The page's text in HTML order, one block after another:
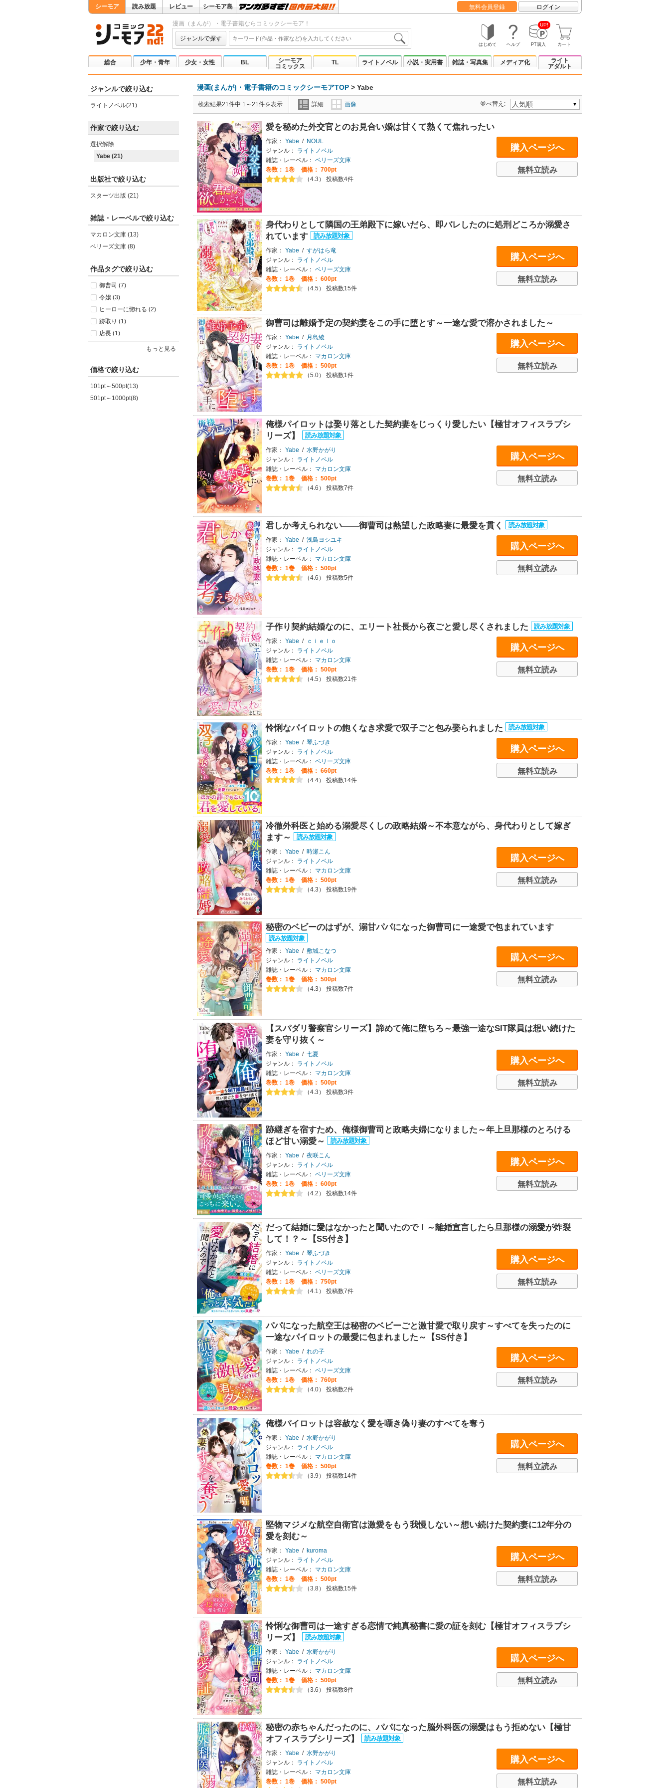
シーモア 読み放題 レビュー シーモア島 無料会員登録 ログイン
漫画（まんが）・電子書籍ならコミックシーモア！
ジャンルで探す
はじめて ヘルプ
UP!
PT購入 カート
総合 少年・青年 少女・女性 BL
シーモア
コミックス
TL ライトノベル 小説・実用書 雑誌・写真集 メディア化
ライト
アダルト
ジャンルで絞り込む
ライトノベル(21)
作家で絞り込む
選択解除
Yabe (21)
出版社で絞り込む
スターツ出版 (21)
雑誌・レーベルで絞り込む
マカロン文庫 (13)
ベリーズ文庫 (8)
作品タグで絞り込む
御曹司 (7)
令嬢 (3)
ヒーローに惚れる (2)
跡取り (1)
店長 (1)
もっと見る
価格で絞り込む
101pt～500pt(13)
501pt～1000pt(8)
漫画(まんが)・電子書籍のコミックシーモアTOP > Yabe
検索結果21件中 1～21件を表示 詳細 画像 並べ替え:
愛を秘めた外交官とのお見合い婚は甘くて熱くて焦れったい
作家： Yabe /
NOUL
ジャンル：
ライトノベル
雑誌・レーベル： ベリーズ文庫
巻数： 1巻
価格： 700pt
（4.3） 投稿数4件
購入ページへ
無料立読み
身代わりとして隣国の王弟殿下に嫁いだら、即バレしたのに処刑どころか溺愛さ
れています
作家： Yabe / すがはら竜
ジャンル：
ライトノベル
雑誌・レーベル： ベリーズ文庫
巻数： 1巻
価格： 600pt
（4.5） 投稿数15件
購入ページへ
無料立読み
御曹司は離婚予定の契約妻をこの手に堕とす～一途な愛で溶かされました～
作家： Yabe /
月島綾
ジャンル：
ライトノベル
雑誌・レーベル：
マカロン文庫
巻数： 1巻
価格： 500pt
（5.0） 投稿数1件
購入ページへ
無料立読み
俺様パイロットは娶り落とした契約妻をじっくり愛したい【極甘オフィスラブシ
リーズ】
作家： Yabe / 水野かがり
ジャンル：
ライトノベル
雑誌・レーベル：
マカロン文庫
巻数： 1巻
価格： 500pt
（4.6） 投稿数7件
購入ページへ
無料立読み
君しか考えられない――御曹司は熱望した政略妻に最愛を貫く
作家： Yabe / 浅島ヨシユキ
ジャンル：
ライトノベル
雑誌・レーベル：
マカロン文庫
巻数： 1巻
価格： 500pt
（4.6） 投稿数5件
購入ページへ
無料立読み
子作り契約結婚なのに、エリート社長から夜ごと愛し尽くされました
作家： Yabe /
ｃｉｅｌｏ
ジャンル：
ライトノベル
雑誌・レーベル：
マカロン文庫
巻数： 1巻
価格： 500pt
（4.5） 投稿数21件
購入ページへ
無料立読み
怜悧なパイロットの飽くなき求愛で双子ごと包み娶られました
作家： Yabe / 琴ふづき
ジャンル：
ライトノベル
雑誌・レーベル： ベリーズ文庫
巻数： 1巻
価格： 660pt
（4.4） 投稿数14件
購入ページへ
無料立読み
冷徹外科医と始める溺愛尽くしの政略結婚～不本意ながら、身代わりとして嫁ぎ
ます～
作家： Yabe / 時瀬こん
ジャンル：
ライトノベル
雑誌・レーベル：
マカロン文庫
巻数： 1巻
価格： 500pt
（4.3） 投稿数19件
購入ページへ
無料立読み
秘密のベビーのはずが、溺甘パパになった御曹司に一途愛で包まれています
作家： Yabe / 敷城こなつ
ジャンル：
ライトノベル
雑誌・レーベル：
マカロン文庫
巻数： 1巻
価格： 500pt
（4.3） 投稿数7件
購入ページへ
無料立読み
【スパダリ警察官シリーズ】諦めて俺に堕ちろ～最強一途なSIT隊員は想い続けた
妻を守り抜く～
作家： Yabe / 七夏
ジャンル：
ライトノベル
雑誌・レーベル：
マカロン文庫
巻数： 1巻
価格： 500pt
（4.3） 投稿数3件
購入ページへ
無料立読み
跡継ぎを宿すため、俺様御曹司と政略夫婦になりました～年上旦那様のとろける
ほど甘い溺愛～
作家： Yabe / 夜咲こん
ジャンル：
ライトノベル
雑誌・レーベル： ベリーズ文庫
巻数： 1巻
価格： 600pt
（4.2） 投稿数14件
購入ページへ
無料立読み
だって結婚に愛はなかったと聞いたので！～離婚宣言したら旦那様の溺愛が炸裂
して！？～【SS付き】
作家： Yabe / 琴ふづき
ジャンル：
ライトノベル
雑誌・レーベル： ベリーズ文庫
巻数： 1巻
価格： 750pt
（4.1） 投稿数7件
購入ページへ
無料立読み
パパになった航空王は秘密のベビーごと激甘愛で取り戻す～すべてを失ったのに
一途なパイロットの最愛に包まれました～【SS付き】
作家： Yabe / れの子
ジャンル：
ライトノベル
雑誌・レーベル： ベリーズ文庫
巻数： 1巻
価格： 760pt
（4.0） 投稿数2件
購入ページへ
無料立読み
俺様パイロットは容赦なく愛を囁き偽り妻のすべてを奪う
作家： Yabe / 水野かがり
ジャンル：
ライトノベル
雑誌・レーベル：
マカロン文庫
巻数： 1巻
価格： 500pt
（3.9） 投稿数14件
購入ページへ
無料立読み
堅物マジメな航空自衛官は激愛をもう我慢しない～想い続けた契約妻に12年分の
愛を刻む～
作家： Yabe / kuroma
ジャンル：
ライトノベル
雑誌・レーベル：
マカロン文庫
巻数： 1巻
価格： 500pt
（3.8） 投稿数15件
購入ページへ
無料立読み
怜悧な御曹司は一途すぎる恋情で純真秘書に愛の証を刻む【極甘オフィスラブシ
リーズ】
作家： Yabe / 水野かがり
ジャンル：
ライトノベル
雑誌・レーベル：
マカロン文庫
巻数： 1巻
価格： 500pt
（3.6） 投稿数8件
購入ページへ
無料立読み
秘密の赤ちゃんだったのに、パパになった脳外科医の溺愛はもう拒めない【極甘
オフィスラブシリーズ】
作家： Yabe / 水野かがり
ジャンル：
ライトノベル
雑誌・レーベル：
マカロン文庫
巻数： 1巻
価格： 500pt
購入ページへ
無料立読み